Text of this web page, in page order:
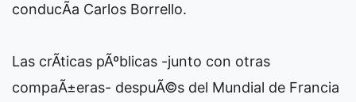
conducÃ­a Carlos Borrello.
Las crÃ­ticas pÃºblicas -junto con otras
compaÃ±eras- despuÃ©s del Mundial de Francia